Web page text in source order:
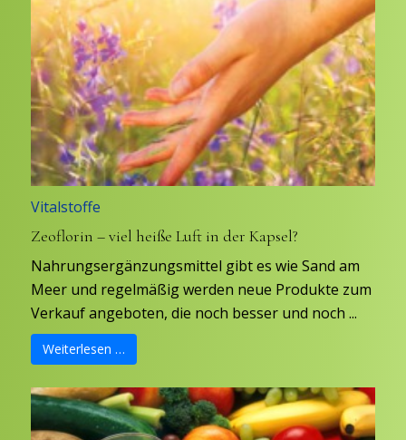
Vitalstoffe
Zeoflorin – viel heiße Luft in der Kapsel?
Nahrungsergänzungsmittel gibt es wie Sand am
Meer und regelmäßig werden neue Produkte zum
Verkauf angeboten, die noch besser und noch ...
Weiterlesen …